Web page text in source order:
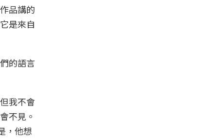
品講的
是來自
的語言
我不會
不見。
，他想